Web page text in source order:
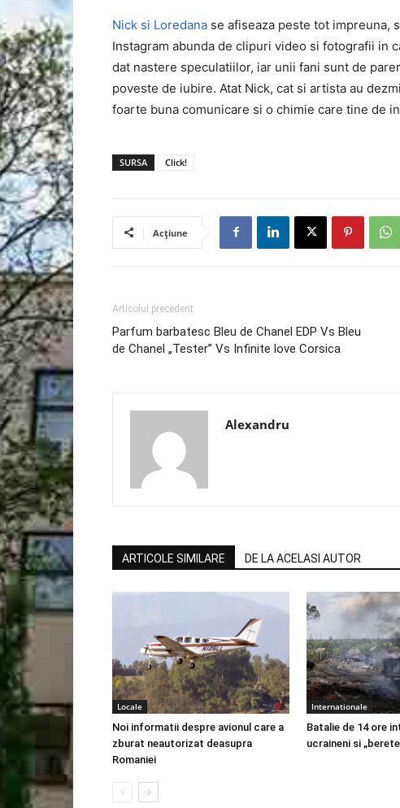
Nick si Loredana se afiseaza peste tot impreuna,
Instagram abunda de clipuri video si fotografii in
dat nastere speculatiilor, iar unii fani sunt de
poveste de iubire. Atat Nick, cat si artista au
foarte buna comunicare si o chimie care tine de
SURSA Click!
Acțiune
Articolul precedent
Parfum barbatesc Bleu de Chanel EDP Vs Bleu
de Chanel „Tester” Vs Infinite love Corsica
Alexandru
ARTICOLE SIMILARE DE LA ACELASI AUTOR
Locale
Noi informatii despre avionul care a
zburat neautorizat deasupra
Romaniei
Internationale
Batalie de 14 ore
ucraineni si